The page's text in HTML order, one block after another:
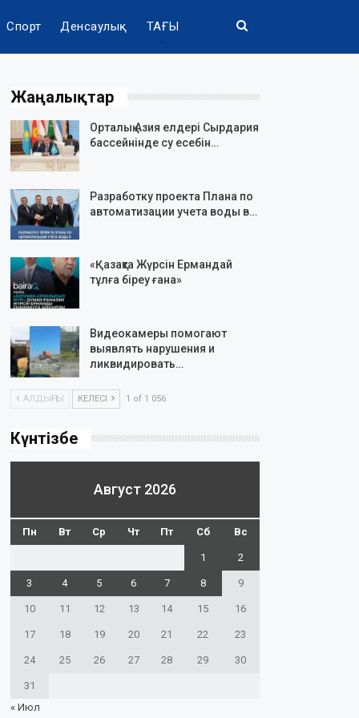
Спорт Денсаулық ТАҒЫ
Жаңалықтар
Орталық Азия елдері Сырдария
бассейнінде су есебін…
Разработку проекта Плана по
автоматизации учета воды в…
«Қазақта Жүрсін Ермандай
тұлға біреу ғана»
Видеокамеры помогают
выявлять нарушения и
ликвидировать…
АЛДЫҢҒЫ КЕЛЕСІ 1 of 1 056
Күнтізбе
Август 2026
Пн Вт Ср Чт Пт Сб Вс
1 2
3 4 5 6 7 8 9
10 11 12 13 14 15 16
17 18 19 20 21 22 23
24 25 26 27 28 29 30
31
« Июл